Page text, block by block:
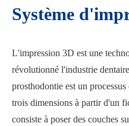
Système
L'impression 3D est une
révolutionné l'industrie
prosthodontie est un
trois dimensions à partir d'un
consiste à poser des couches